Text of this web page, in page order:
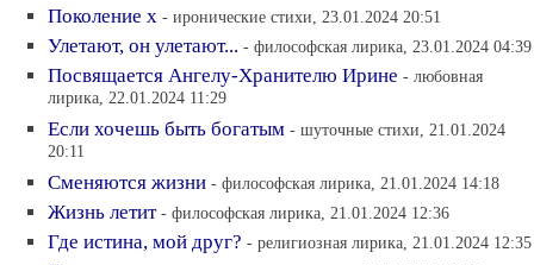
Поколение х - иронические стихи, 23.01.2024 20:51
Улетают, он улетают... - философская лирика, 23.01.2024 04:39
Посвящается Ангелу-Хранителю Ирине - любовная
лирика, 22.01.2024 11:29
Если хочешь быть богатым - шуточные стихи, 21.01.2024
20:11
Сменяются жизни - философская лирика, 21.01.2024 14:18
Жизнь летит - философская лирика, 21.01.2024 12:36
Где истина, мой друг? - религиозная лирика, 21.01.2024 12:35